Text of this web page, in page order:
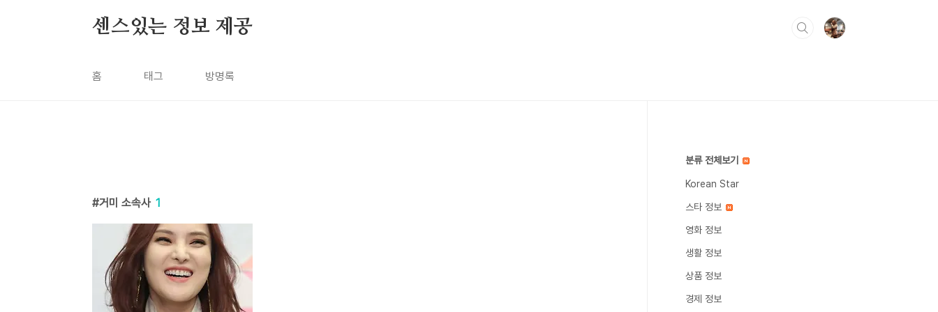
센스있는 정보 제공
홈 태그 방명록
거미 소속사 1
분류 전체보기
Korean Star
스타 정보
영화 정보
생활 정보
상품 정보
경제 정보